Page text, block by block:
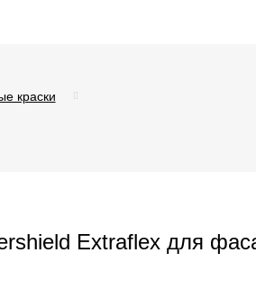
краски
Extraflex для